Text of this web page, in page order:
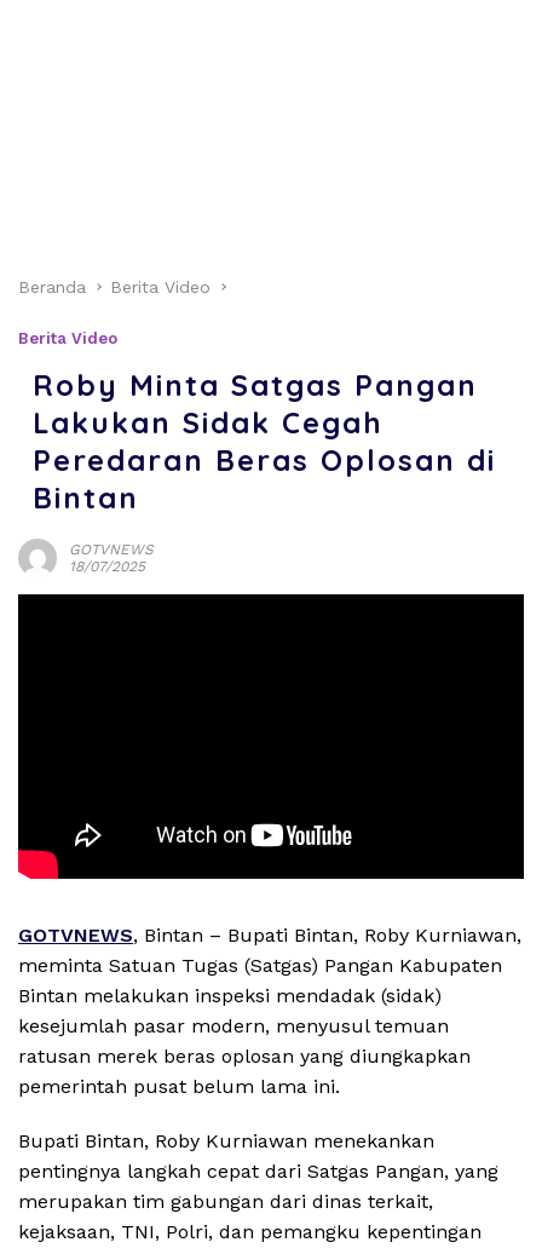
Beranda Berita Video
Berita Video
Roby Minta Satgas Pangan
Lakukan Sidak Cegah
Peredaran Beras Oplosan di
Bintan
GOTVNEWS
18/07/2025
GOTVNEWS, Bintan – Bupati Bintan, Roby Kurniawan,
meminta Satuan Tugas (Satgas) Pangan Kabupaten
Bintan melakukan inspeksi mendadak (sidak)
kesejumlah pasar modern, menyusul temuan
ratusan merek beras oplosan yang diungkapkan
pemerintah pusat belum lama ini.
Bupati Bintan, Roby Kurniawan menekankan
pentingnya langkah cepat dari Satgas Pangan, yang
merupakan tim gabungan dari dinas terkait,
kejaksaan, TNI, Polri, dan pemangku kepentingan